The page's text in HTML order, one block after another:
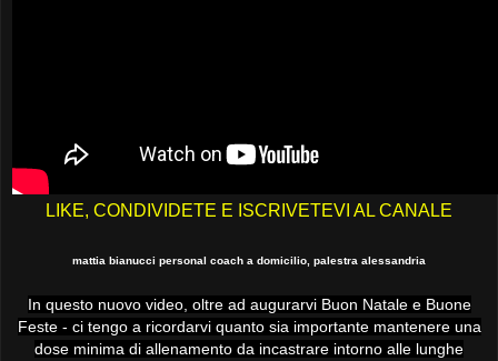
LIKE, CONDIVIDETE E ISCRIVETEVI AL CANALE
mattia bianucci personal coach a domicilio, palestra alessandria
In questo nuovo video, oltre ad augurarvi Buon Natale e Buone
Feste - ci tengo a ricordarvi quanto sia importante mantenere una
dose minima di allenamento da incastrare intorno alle lunghe